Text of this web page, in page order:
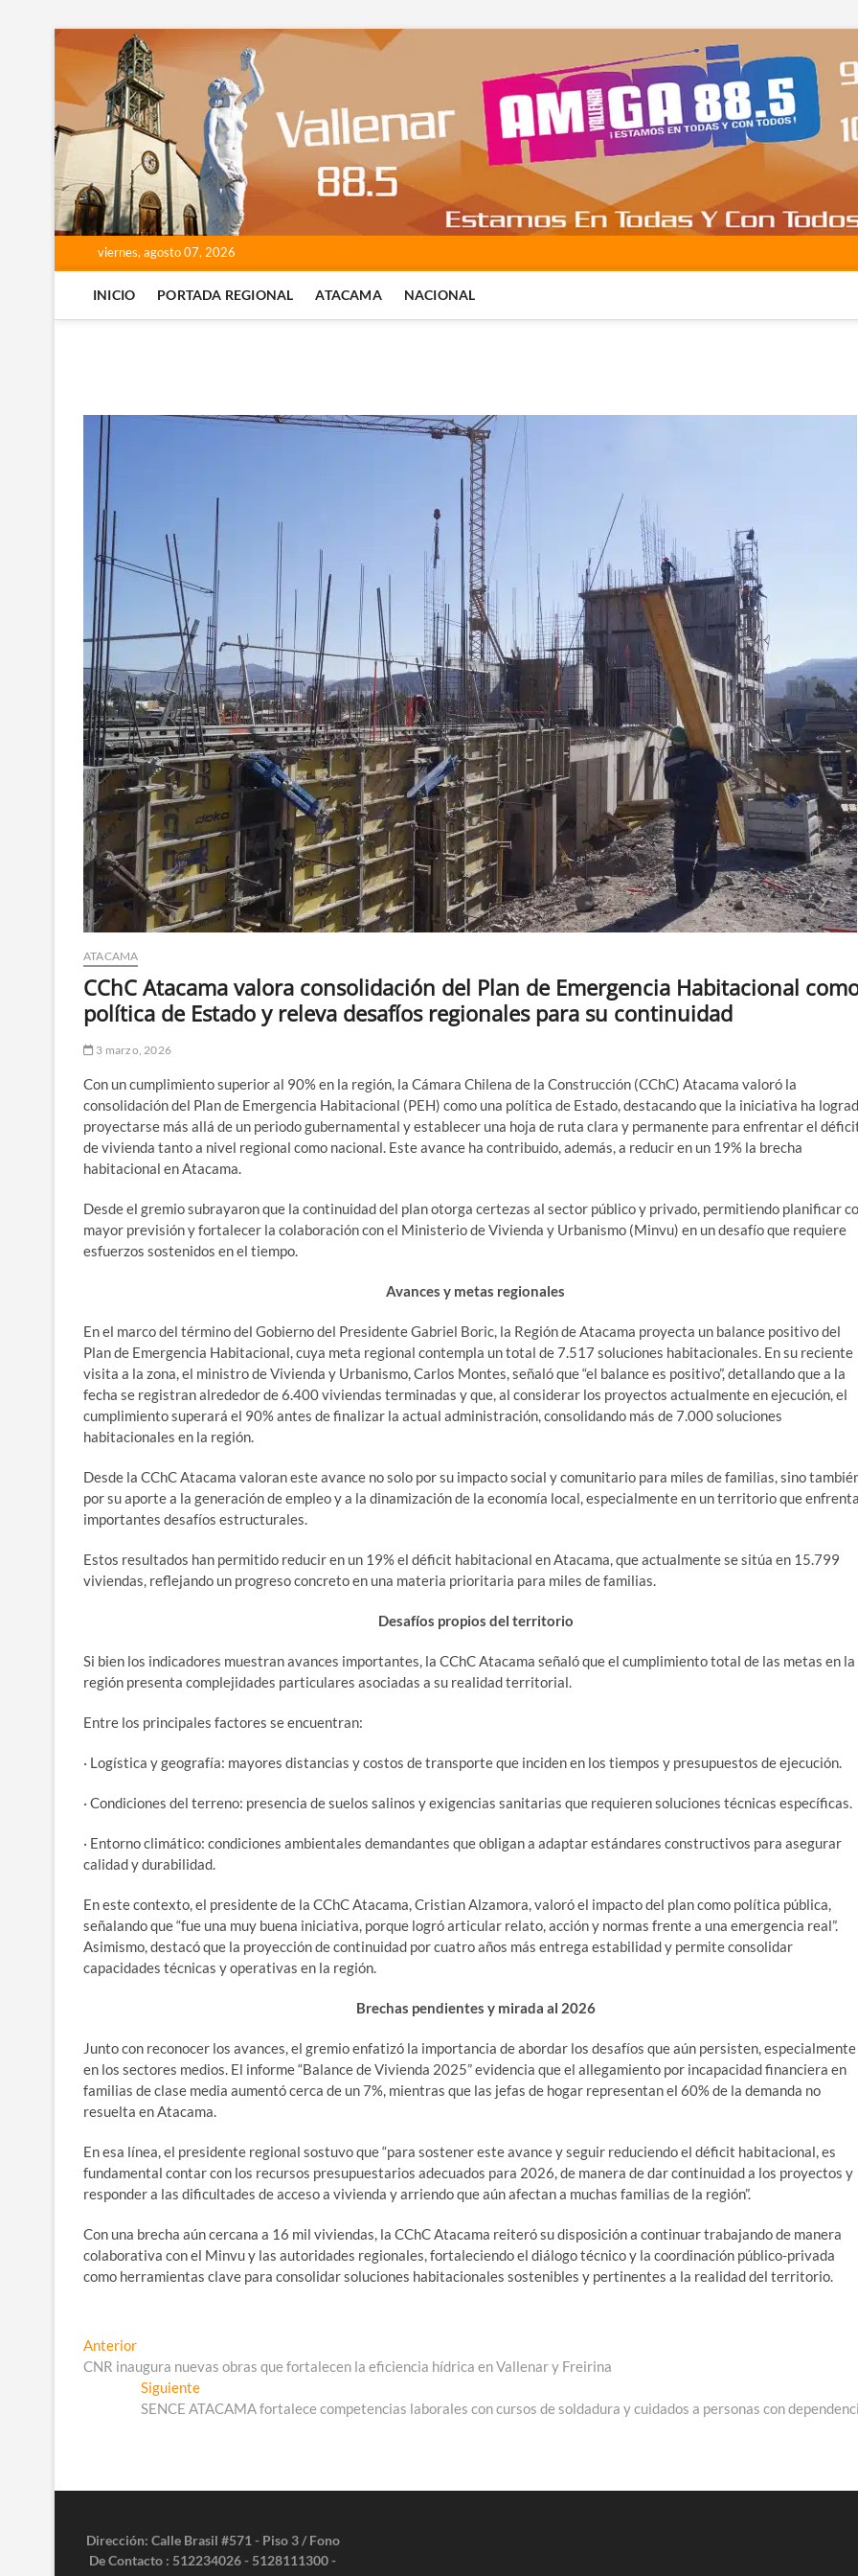
contenido
viernes, agosto 07, 2026
INICIO PORTADA REGIONAL ATACAMA NACIONAL
ATACAMA
CChC Atacama valora consolidación del Plan de Emergencia Habitacional
política de Estado y releva desafíos regionales para su continuidad
3 marzo, 2026
Con un cumplimiento superior al 90% en la región, la Cámara Chilena de la Construcción (CChC) Atacama valoró la
consolidación del Plan de Emergencia Habitacional (PEH) como una política de Estado, destacando que la iniciativa ha
proyectarse más allá de un periodo gubernamental y establecer una hoja de ruta clara y permanente para enfrentar el
de vivienda tanto a nivel regional como nacional. Este avance ha contribuido, además, a reducir en un 19% la brecha
habitacional en Atacama.
Desde el gremio subrayaron que la continuidad del plan otorga certezas al sector público y privado, permitiendo planificar
mayor previsión y fortalecer la colaboración con el Ministerio de Vivienda y Urbanismo (Minvu) en un desafío que requiere
esfuerzos sostenidos en el tiempo.
Avances y metas regionales
En el marco del término del Gobierno del Presidente Gabriel Boric, la Región de Atacama proyecta un balance positivo del
Plan de Emergencia Habitacional, cuya meta regional contempla un total de 7.517 soluciones habitacionales. En su reciente
visita a la zona, el ministro de Vivienda y Urbanismo, Carlos Montes, señaló que “el balance es positivo”, detallando que a la
fecha se registran alrededor de 6.400 viviendas terminadas y que, al considerar los proyectos actualmente en ejecución, el
cumplimiento superará el 90% antes de finalizar la actual administración, consolidando más de 7.000 soluciones
habitacionales en la región.
Desde la CChC Atacama valoran este avance no solo por su impacto social y comunitario para miles de familias, sino
por su aporte a la generación de empleo y a la dinamización de la economía local, especialmente en un territorio que
importantes desafíos estructurales.
Estos resultados han permitido reducir en un 19% el déficit habitacional en Atacama, que actualmente se sitúa en 15.799
viviendas, reflejando un progreso concreto en una materia prioritaria para miles de familias.
Desafíos propios del territorio
Si bien los indicadores muestran avances importantes, la CChC Atacama señaló que el cumplimiento total de las metas en la
región presenta complejidades particulares asociadas a su realidad territorial.
Entre los principales factores se encuentran:
· Logística y geografía: mayores distancias y costos de transporte que inciden en los tiempos y presupuestos de ejecución.
· Condiciones del terreno: presencia de suelos salinos y exigencias sanitarias que requieren soluciones técnicas específicas.
· Entorno climático: condiciones ambientales demandantes que obligan a adaptar estándares constructivos para asegurar
calidad y durabilidad.
En este contexto, el presidente de la CChC Atacama, Cristian Alzamora, valoró el impacto del plan como política pública,
señalando que “fue una muy buena iniciativa, porque logró articular relato, acción y normas frente a una emergencia real”.
Asimismo, destacó que la proyección de continuidad por cuatro años más entrega estabilidad y permite consolidar
capacidades técnicas y operativas en la región.
Brechas pendientes y mirada al 2026
Junto con reconocer los avances, el gremio enfatizó la importancia de abordar los desafíos que aún persisten, especialmente
en los sectores medios. El informe “Balance de Vivienda 2025” evidencia que el allegamiento por incapacidad financiera en
familias de clase media aumentó cerca de un 7%, mientras que las jefas de hogar representan el 60% de la demanda no
resuelta en Atacama.
En esa línea, el presidente regional sostuvo que “para sostener este avance y seguir reduciendo el déficit habitacional, es
fundamental contar con los recursos presupuestarios adecuados para 2026, de manera de dar continuidad a los proyectos y
responder a las dificultades de acceso a vivienda y arriendo que aún afectan a muchas familias de la región”.
Con una brecha aún cercana a 16 mil viviendas, la CChC Atacama reiteró su disposición a continuar trabajando de manera
colaborativa con el Minvu y las autoridades regionales, fortaleciendo el diálogo técnico y la coordinación público-privada
como herramientas clave para consolidar soluciones habitacionales sostenibles y pertinentes a la realidad del territorio.
Navegación
de
entradas
AnteriorEntrada
anterior:
CNR inaugura nuevas obras que fortalecen la eficiencia hídrica en Vallenar y Freirina
SiguienteEntrada
siguiente:
SENCE ATACAMA fortalece competencias laborales con cursos de soldadura y cuidados a personas con
Dirección: Calle Brasil #571 - Piso 3 / Fono
De Contacto : 512234026 - 5128111300 -